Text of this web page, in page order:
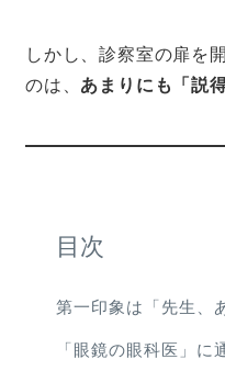
しかし、診察室の扉を
のは、 あまりにも「説
目次
第一印象は「先生、
「眼鏡の眼科医」に